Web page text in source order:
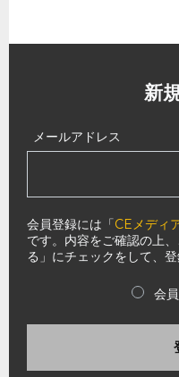
新
メールアドレス
会員登録には「CEメディ
です。内容をご確認の上
る」にチェックをして、登
会